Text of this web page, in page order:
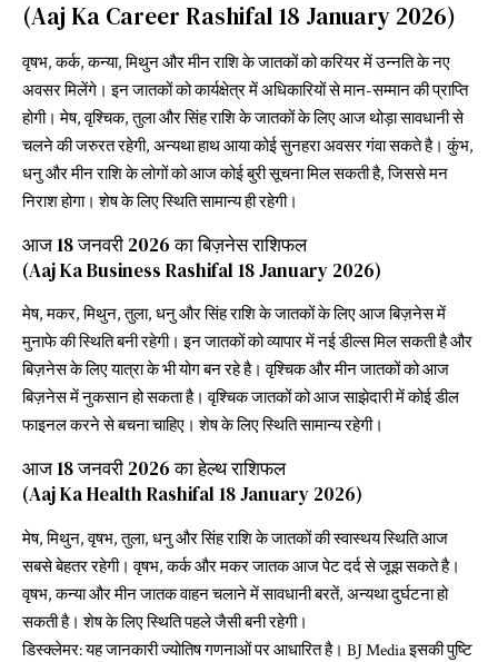
(Aaj Ka Career Rashifal 18 January 2026)
वृषभ, कर्क, कन्या, मिथुन और मीन राशि के जातकों को करियर में उन्नति के नए
अवसर मिलेंगे। इन जातकों को कार्यक्षेत्र में अधिकारियों से मान-सम्मान की प्राप्ति
होगी। मेष, वृश्चिक, तुला और सिंह राशि के जातकों के लिए आज थोड़ा सावधानी से
चलने की जरुरत रहेगी, अन्यथा हाथ आया कोई सुनहरा अवसर गंवा सकते है। कुंभ,
धनु और मीन राशि के लोगों को आज कोई बुरी सूचना मिल सकती है, जिससे मन
निराश होगा। शेष के लिए स्थिति सामान्य ही रहेगी।
आज 18 जनवरी 2026 का बिज़नेस राशिफल
(Aaj Ka Business Rashifal 18 January 2026)
मेष, मकर, मिथुन, तुला, धनु और सिंह राशि के जातकों के लिए आज बिज़नेस में
मुनाफे की स्थिति बनी रहेगी। इन जातकों को व्यापार में नई डील्स मिल सकती है और
बिज़नेस के लिए यात्रा के भी योग बन रहे है। वृश्चिक और मीन जातकों को आज
बिज़नेस में नुकसान हो सकता है। वृश्चिक जातकों को आज साझेदारी में कोई डील
फाइनल करने से बचना चाहिए। शेष के लिए स्थिति सामान्य रहेगी।
आज 18 जनवरी 2026 का हेल्थ राशिफल
(Aaj Ka Health Rashifal 18 January 2026)
मेष, मिथुन, वृषभ, तुला, धनु और सिंह राशि के जातकों की स्वास्थय स्थिति आज
सबसे बेहतर रहेगी। वृषभ, कर्क और मकर जातक आज पेट दर्द से जूझ सकते है।
वृषभ, कन्या और मीन जातक वाहन चलाने में सावधानी बरतें, अन्यथा दुर्घटना हो
सकती है। शेष के लिए स्थिति पहले जैसी बनी रहेगी।
डिस्क्लेमर: यह जानकारी ज्योतिष गणनाओं पर आधारित है। BJ Media इसकी पुष्टि